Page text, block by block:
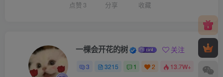
点赞 3 分享 收藏
一棵会开花的树 关注
3 3215 1 2 13.7W+